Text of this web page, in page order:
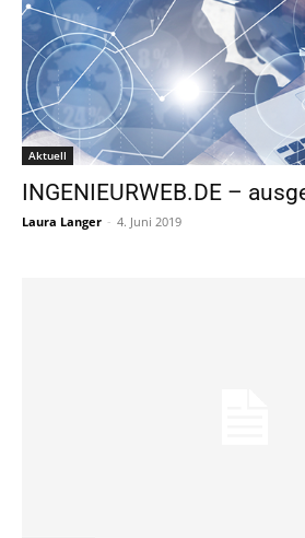
Aktuell
INGENIEURWEB.DE –
Laura Langer - 4. Juni 2019